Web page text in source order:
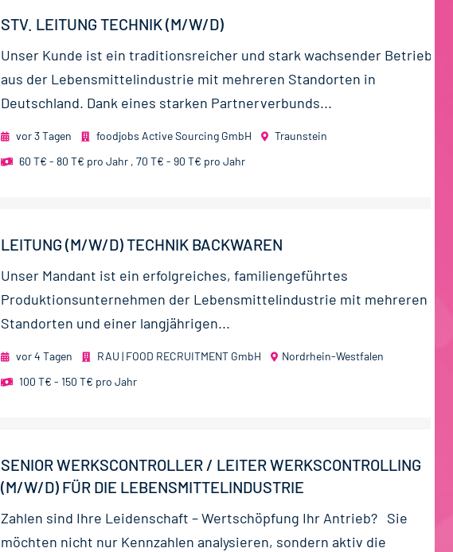
STV. LEITUNG TECHNIK (M/W/D)
Unser Kunde ist ein traditionsreicher und stark wachsender Betrieb
aus der Lebensmittelindustrie mit mehreren Standorten in
Deutschland. Dank eines starken Partnerverbunds...
vor 3 Tagen foodjobs Active Sourcing GmbH
Traunstein
60 T€ - 80 T€ pro Jahr , 70 T€ - 90 T€ pro Jahr
LEITUNG (M/W/D) TECHNIK BACKWAREN
Unser Mandant ist ein erfolgreiches, familiengeführtes
Produktionsunternehmen der Lebensmittelindustrie mit mehreren
Standorten und einer langjährigen...
vor 4 Tagen RAU | FOOD RECRUITMENT GmbH
Nordrhein-Westfalen
100 T€ - 150 T€ pro Jahr
SENIOR WERKSCONTROLLER / LEITER WERKSCONTROLLING
(M/W/D) FÜR DIE LEBENSMITTELINDUSTRIE
Zahlen sind Ihre Leidenschaft – Wertschöpfung Ihr Antrieb? Sie
möchten nicht nur Kennzahlen analysieren, sondern aktiv die